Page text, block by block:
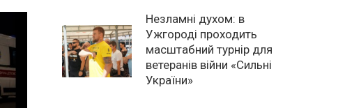
Незламні духом: в
Ужгороді проходить
масштабний турнір для
ветеранів війни «Сильні
України»